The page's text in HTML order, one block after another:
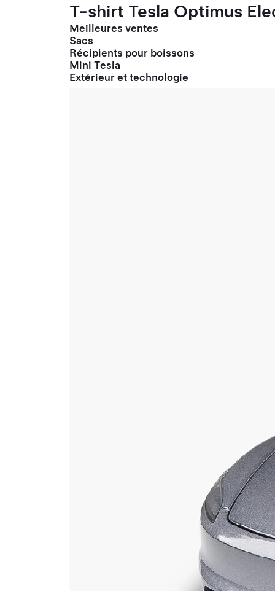
T-shirt Tesla Optimus
Meilleures ventes
Sacs
Récipients pour boissons
Mini Tesla
Extérieur et technologie